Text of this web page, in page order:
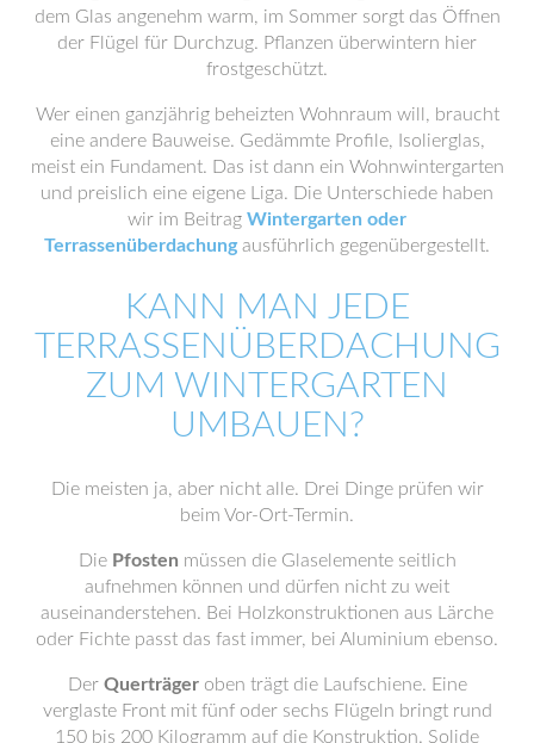
dem Glas angenehm warm, im Sommer sorgt das Öffnen
der Flügel für Durchzug. Pflanzen überwintern hier
frostgeschützt.
Wer einen ganzjährig beheizten Wohnraum will, braucht
eine andere Bauweise. Gedämmte Profile, Isolierglas,
meist ein Fundament. Das ist dann ein Wohnwintergarten
und preislich eine eigene Liga. Die Unterschiede haben
wir im Beitrag Wintergarten oder
Terrassenüberdachungausführlich gegenübergestellt.
KANN MAN JEDE
TERRASSENÜBERDACHUNG
ZUM WINTERGARTEN
UMBAUEN?
Die meisten ja, aber nicht alle. Drei Dinge prüfen wir
beim Vor-Ort-Termin.
Die Pfosten müssen die Glaselemente seitlich
aufnehmen können und dürfen nicht zu weit
auseinanderstehen. Bei Holzkonstruktionen aus Lärche
oder Fichte passt das fast immer, bei Aluminium ebenso.
Der Querträgeroben trägt die Laufschiene. Eine
verglaste Front mit fünf oder sechs Flügeln bringt rund
150 bis 200 Kilogramm auf die Konstruktion. Solide